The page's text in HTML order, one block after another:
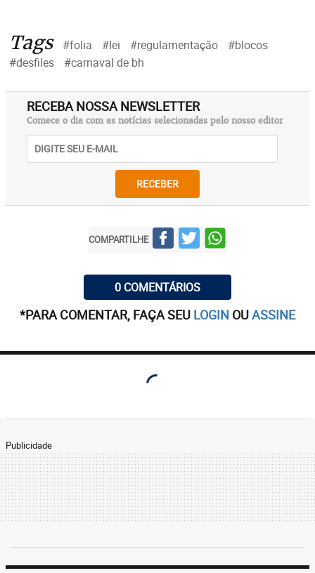
Tags #folia #lei #regulamentação
#blocos
#desfiles
#carnaval de bh
RECEBA NOSSA NEWSLETTER
Comece o dia com as notícias selecionadas pelo nosso editor
RECEBER
COMPARTILHE
0 COMENTÁRIOS
*PARA COMENTAR, FAÇA SEU LOGIN OUASSINE
Publicidade